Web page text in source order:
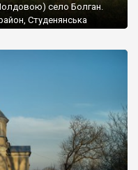
село Болган.
Студенянська
Всі епітафії, які
– цвинтар
У 1924-1940